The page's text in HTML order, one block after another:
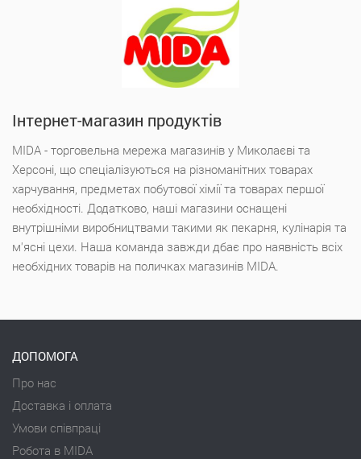
Інтернет-магазин продуктів
MIDA - торговельна мережа магазинів у Миколаєві та
Херсоні, що спеціалізуються на різноманітних товарах
харчування, предметах побутової хімії та товарах першої
необхідності. Додатково, наші магазини оснащені
внутрішніми виробництвами такими як пекарня, кулінарія та
м'ясні цехи. Наша команда завжди дбає про наявність всіх
необхідних товарів на поличках магазинів MIDA.
ДОПОМОГА
Про нас
Доставка і оплата
Умови співпраці
Робота в MIDA